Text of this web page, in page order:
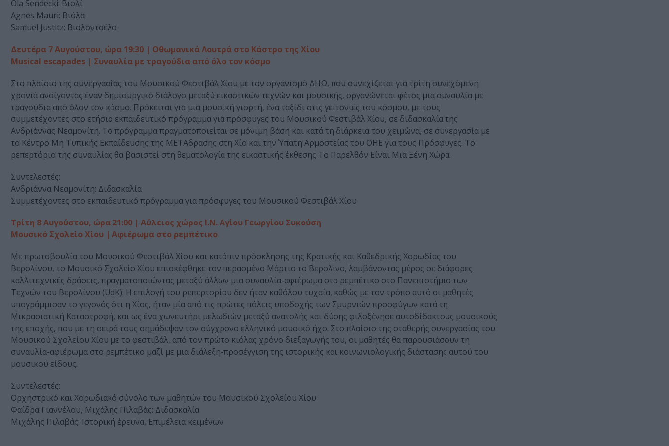
Ola Sendecki: Βιολί
Agnes Mauri: Βιόλα
Samuel Justitz: Βιολοντσέλο
Δευτέρα 7 Αυγούστου, ώρα 19:30 | Οθωμανικά Λουτρά στο Κάστρο της Χίου
Musical escapades | Συναυλία με τραγούδια από όλο τον κόσμο
Στο πλαίσιο της συνεργασίας του Μουσικού Φεστιβάλ Χίου με τον οργανισμό ΔΗΩ, που συνεχίζεται για τρίτη συνεχόμενη
χρονιά ανοίγοντας έναν δημιουργικό διάλογο μεταξύ εικαστικών τεχνών και μουσικής, οργανώνεται φέτος μια συναυλία με
τραγούδια από όλον τον κόσμο. Πρόκειται για μια μουσική γιορτή, ένα ταξίδι στις γειτονιές του κόσμου, με τους
συμμετέχοντες στο ετήσιο εκπαιδευτικό πρόγραμμα για πρόσφυγες του Μουσικού Φεστιβάλ Χίου, σε διδασκαλία της
Ανδριάννας Νεαμονίτη. Το πρόγραμμα πραγματοποιείται σε μόνιμη βάση και κατά τη διάρκεια του χειμώνα, σε συνεργασία με
το Κέντρο Μη Τυπικής Εκπαίδευσης της ΜΕΤΑδρασης στη Χίο και την Ύπατη Αρμοστείας του ΟΗΕ για τους Πρόσφυγες. Το
ρεπερτόριο της συναυλίας θα βασιστεί στη θεματολογία της εικαστικής έκθεσης Το Παρελθόν Είναι Μια Ξένη Χώρα.
Συντελεστές:
Ανδριάννα Νεαμονίτη: Διδασκαλία
Συμμετέχοντες στο εκπαιδευτικό πρόγραμμα για πρόσφυγες του Μουσικού Φεστιβάλ Χίου
Τρίτη 8 Αυγούστου, ώρα 21:00 | Αύλειος χώρος Ι.Ν. Αγίου Γεωργίου Συκούση
Μουσικό Σχολείο Χίου | Αφιέρωμα στο ρεμπέτικο
Με πρωτοβουλία του Μουσικού Φεστιβάλ Χίου και κατόπιν πρόσκλησης της Κρατικής και Καθεδρικής Χορωδίας του
Βερολίνου, το Μουσικό Σχολείο Χίου επισκέφθηκε τον περασμένο Μάρτιο το Βερολίνο, λαμβάνοντας μέρος σε διάφορες
καλλιτεχνικές δράσεις, πραγματοποιώντας μεταξύ άλλων μια συναυλία-αφιέρωμα στο ρεμπέτικο στο Πανεπιστήμιο των
Τεχνών του Βερολίνου (UdK). Η επιλογή του ρεπερτορίου δεν ήταν καθόλου τυχαία, καθώς με τον τρόπο αυτό οι μαθητές
υπογράμμισαν το γεγονός ότι η Χίος, ήταν μία από τις πρώτες πόλεις υποδοχής των Σμυρνιών προσφύγων κατά τη
Μικρασιατική Καταστροφή, και ως ένα χωνευτήρι μελωδιών μεταξύ ανατολής και δύσης φιλοξένησε αυτοδίδακτους μουσικούς
της εποχής, που με τη σειρά τους σημάδεψαν τον σύγχρονο ελληνικό μουσικό ήχο. Στο πλαίσιο της σταθερής συνεργασίας του
Μουσικού Σχολείου Χίου με το φεστιβάλ, από τον πρώτο κιόλας χρόνο διεξαγωγής του, οι μαθητές θα παρουσιάσουν τη
συναυλία-αφιέρωμα στο ρεμπέτικο μαζί με μια διάλεξη-προσέγγιση της ιστορικής και κοινωνιολογικής διάστασης αυτού του
μουσικού είδους.
Συντελεστές:
Ορχηστρικό και Χορωδιακό σύνολο των μαθητών του Μουσικού Σχολείου Χίου
Φαίδρα Γιαννέλου, Μιχάλης Πιλαβάς: Διδασκαλία
Μιχάλης Πιλαβάς: Ιστορική έρευνα, Επιμέλεια κειμένων